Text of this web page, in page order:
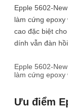
Epple 5602-
làm cứng
cao đặc biệt
dính vẫn đàn hồi.
Epple 5602-
làm cứng epoxy
Ưu điểm